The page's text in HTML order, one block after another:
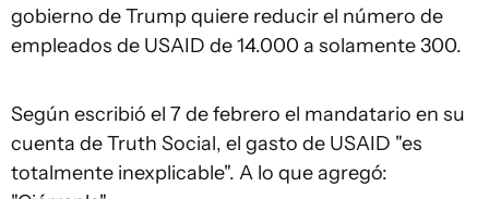
gobierno de Trump quiere reducir el número de
empleados de USAID de 14.000 a solamente 300.
Según escribió el 7 de febrero el mandatario en su
cuenta de Truth Social, el gasto de USAID "es
totalmente inexplicable". A lo que agregó: